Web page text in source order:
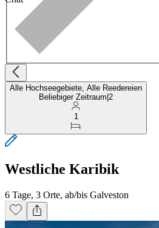
Alle Hochseegebiete, Alle Reedereien
Beliebiger Zeitraum 2
1
Westliche Karibik
6 Tage, 3 Orte, ab/bis Galveston